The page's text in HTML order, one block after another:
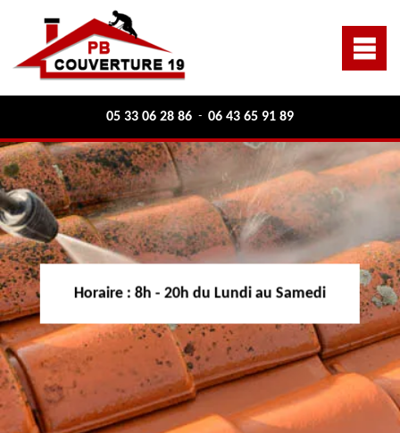
05 33 06 28 86 - 06 43 65 91 89
Horaire : 8h - 20h du Lundi au Samedi